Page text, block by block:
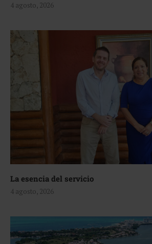
4 agosto, 2026
La esencia del servicio
4 agosto, 2026